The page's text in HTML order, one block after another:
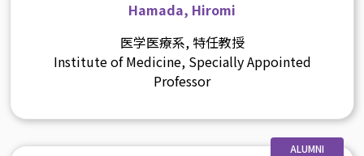
Hamada, Hiromi
医学医療系, 特任教授
Institute of Medicine, Specially Appointed
Professor
ALUMNI